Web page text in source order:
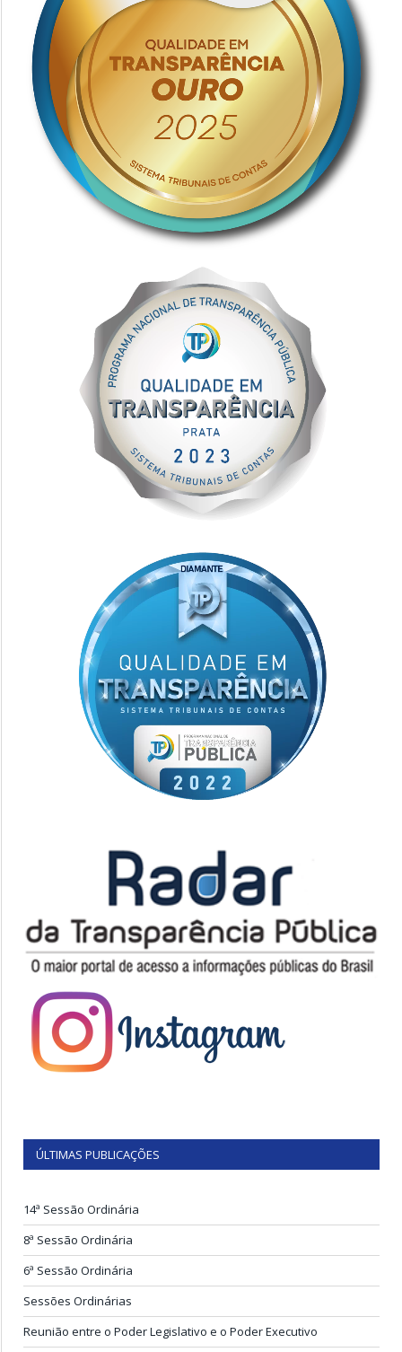
ÚLTIMAS PUBLICAÇÕES
14ª Sessão Ordinária
8ª Sessão Ordinária
6ª Sessão Ordinária
Sessões Ordinárias
Reunião entre o Poder Legislativo e o Poder Executivo